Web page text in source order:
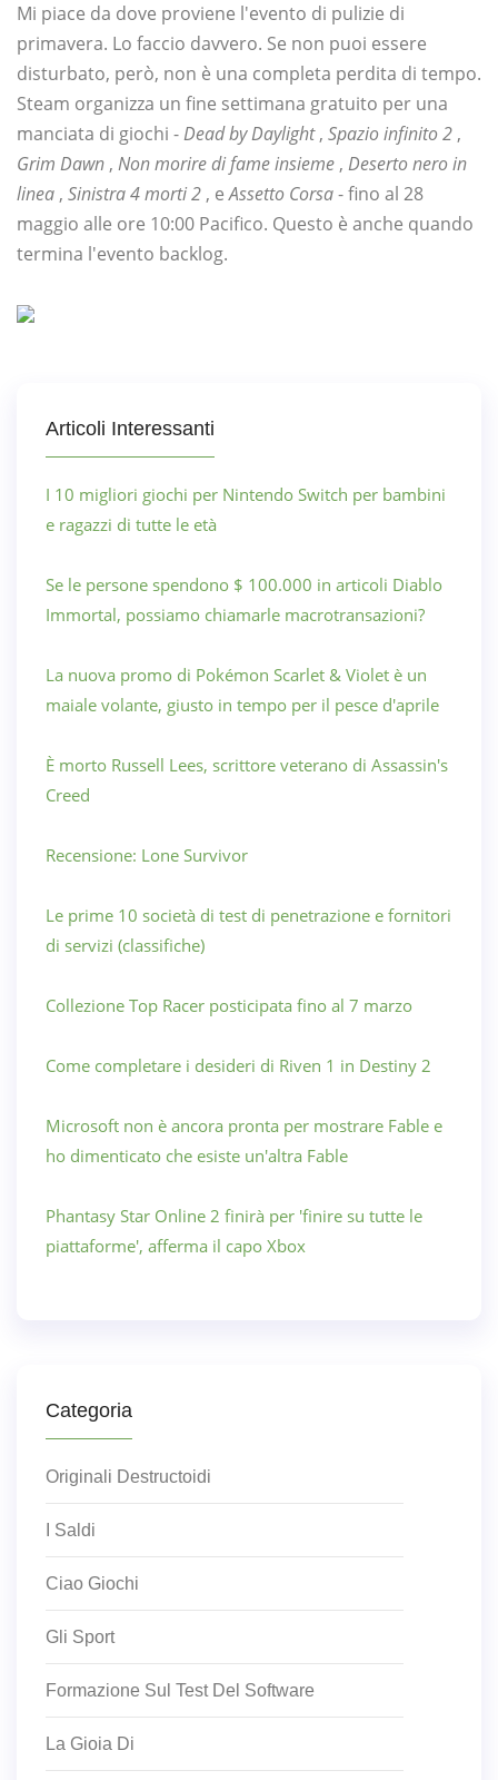
Mi piace da dove proviene l'evento di pulizie di
primavera. Lo faccio davvero. Se non puoi essere
disturbato, però, non è una completa perdita di tempo.
Steam organizza un fine settimana gratuito per una
manciata di giochi -Dead by Daylight, Spazio infinito 2 ,
Grim Dawn , Non morire di fame insieme , Deserto nero in
linea , Sinistra 4 morti 2 , eAssetto Corsa- fino al 28
maggio alle ore 10:00 Pacifico. Questo è anche quando
termina l'evento backlog.
Articoli Interessanti
I 10 migliori giochi per Nintendo Switch per bambini
e ragazzi di tutte le età
Se le persone spendono $ 100.000 in articoli Diablo
Immortal, possiamo chiamarle macrotransazioni?
La nuova promo di Pokémon Scarlet & Violet è un
maiale volante, giusto in tempo per il pesce d'aprile
È morto Russell Lees, scrittore veterano di Assassin's
Creed
Recensione: Lone Survivor
Le prime 10 società di test di penetrazione e fornitori
di servizi (classifiche)
Collezione Top Racer posticipata fino al 7 marzo
Come completare i desideri di Riven 1 in Destiny 2
Microsoft non è ancora pronta per mostrare Fable e
ho dimenticato che esiste un'altra Fable
Phantasy Star Online 2 finirà per 'finire su tutte le
piattaforme', afferma il capo Xbox
Categoria
Originali Destructoidi
I Saldi
Ciao Giochi
Gli Sport
Formazione Sul Test Del Software
La Gioia Di